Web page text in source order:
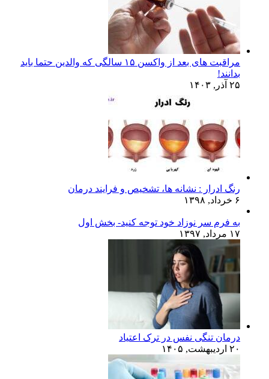
مراقبت های بعد از واکسن ۱۵ سالگی که والدین حتما باید
بدانند!
۲۵ آذر, ۱۴۰۳
رنگ ادرار : نشانه ها، تشخیص و فرایند درمان
۶ خرداد, ۱۳۹۸
به فرم سر نوزاد خود توجه کنید- بخش اول
۱۷ مرداد, ۱۳۹۷
درمان تنگی نفس در ترک اعتیاد
۲۰ اردیبهشت, ۱۴۰۵